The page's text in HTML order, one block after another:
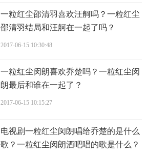
一粒红尘邵清羽喜欢汪舸吗？一粒红尘
邵清羽结局和汪舸在一起了吗？
2017-06-15 10:30:48
一粒红尘闵朗喜欢乔楚吗？一粒红尘闵
朗最后和谁在一起了？
2017-06-15 10:15:27
电视剧一粒红尘闵朗唱给乔楚的是什么
歌？一粒红尘闵朗酒吧唱的歌是什么？